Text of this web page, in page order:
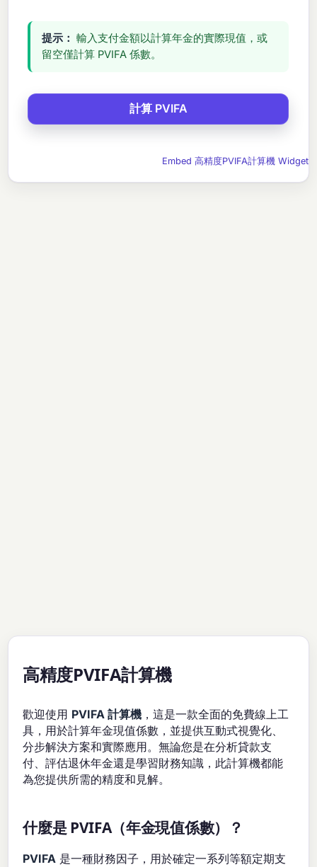
提示： 輸入支付金額以計算年金的實際現值，或
留空僅計算 PVIFA 係數。
Embed 高精度PVIFA計算機 Widget
高精度PVIFA計算機
歡迎使用 PVIFA 計算機 ，這是一款全面的免費線上工
具，用於計算年金現值係數，並提供互動式視覺化、
分步解決方案和實際應用。無論您是在分析貸款支
付、評估退休年金還是學習財務知識，此計算機都能
為您提供所需的精度和見解。
什麼是 PVIFA（年金現值係數）？
PVIFA 是一種財務因子，用於確定一系列等額定期支